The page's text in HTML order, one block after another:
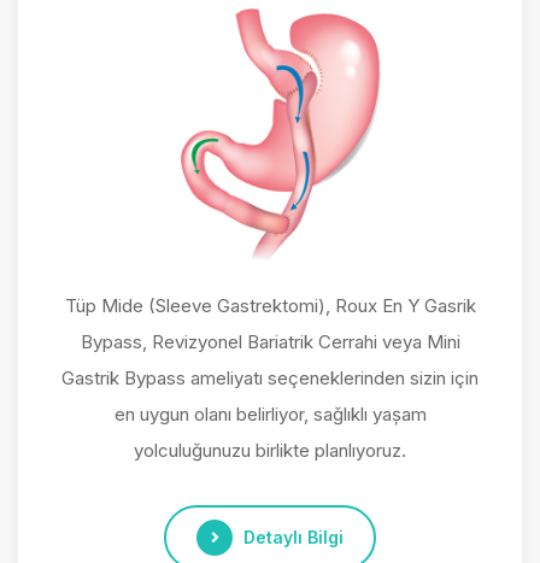
Tüp Mide (Sleeve Gastrektomi), Roux En Y Gasrik
Bypass, Revizyonel Bariatrik Cerrahi veya Mini
Gastrik Bypass ameliyatı seçeneklerinden sizin için
en uygun olanı belirliyor, sağlıklı yaşam
yolculuğunuzu birlikte planlıyoruz.
Detaylı Bilgi